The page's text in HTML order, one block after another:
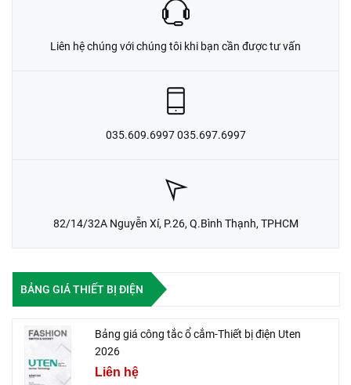
Liên hệ chúng với chúng tôi khi bạn cần được tư vấn
035.609.6997 035.697.6997
82/14/32A Nguyễn Xí, P.26, Q.Bình Thạnh, TPHCM
BẢNG GIÁ THIẾT BỊ ĐIỆN
Bảng giá công tắc ổ cắm-Thiết bị điện Uten
2026
Liên hệ